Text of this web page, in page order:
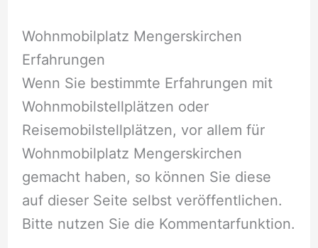
Wohnmobilplatz Mengerskirchen
Erfahrungen
Wenn Sie bestimmte Erfahrungen mit
Wohnmobilstellplätzen oder
Reisemobilstellplätzen, vor allem für
Wohnmobilplatz Mengerskirchen
gemacht haben, so können Sie diese
auf dieser Seite selbst veröffentlichen.
Bitte nutzen Sie die Kommentarfunktion.